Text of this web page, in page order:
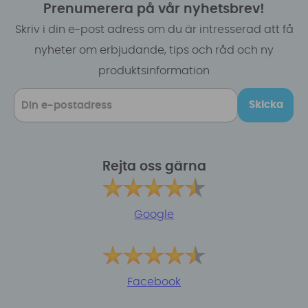
Prenumerera på vår nyhetsbrev!
Skriv i din e-post adress om du är intresserad att få
nyheter om erbjudande, tips och råd och ny
produktsinformation
Skicka
Rejta oss gärna
Google
Facebook